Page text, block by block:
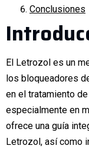
Conclusiones
El Letrozol es un
los bloqueadores
en el tratamiento
especialmente en
ofrece una guía
Letrozol, así como